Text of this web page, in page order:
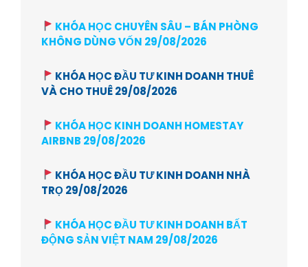
KHÓA HỌC CHUYÊN SÂU – BÁN PHÒNG
KHÔNG DÙNG VỐN 29/08/2026
KHÓA HỌC ĐẦU TƯ KINH DOANH THUÊ
VÀ CHO THUÊ 29/08/2026
KHÓA HỌC KINH DOANH HOMESTAY
AIRBNB 29/08/2026
KHÓA HỌC ĐẦU TƯ KINH DOANH NHÀ
TRỌ 29/08/2026
KHÓA HỌC ĐẦU TƯ KINH DOANH BẤT
ĐỘNG SẢN VIỆT NAM 29/08/2026